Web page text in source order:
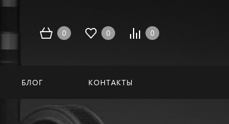
0 0 0
БЛОГ КОНТАКТЫ